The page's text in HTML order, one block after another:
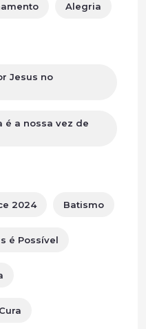
Alegria
Jesus no
é a nossa vez de
2024 Batismo
é Possível
Cura